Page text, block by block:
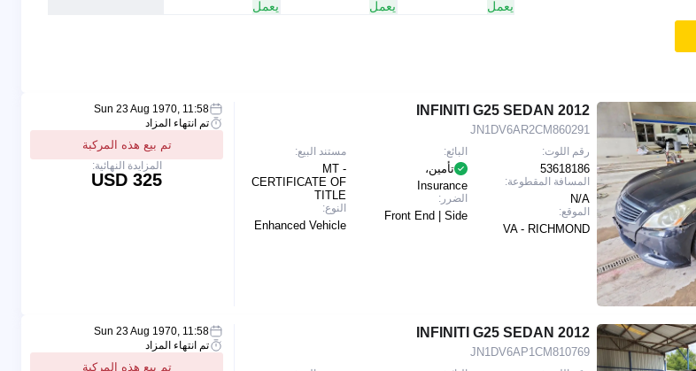
يعمل
يعمل
يعمل
2012 INFINITI G25 SEDAN
JN1DV6AR2CM860291
رقم اللوت:
53618186
المسافة المقطوعة:
N/A
الموقع:
VA - RICHMOND
البائع:
تأمين،
Insurance
الضرر:
Front End | Side
مستند البيع:
MT -
CERTIFICATE OF
TITLE
النوع:
Enhanced Vehicle
Sun 23 Aug 1970, 11:58
تم انتهاء المزاد
تم بيع هذه المركبة
المزايدة النهائية:
325 USD
2012 INFINITI G25 SEDAN
JN1DV6AP1CM810769
Sun 23 Aug 1970, 11:58
تم انتهاء المزاد
تم بيع هذه المركبة